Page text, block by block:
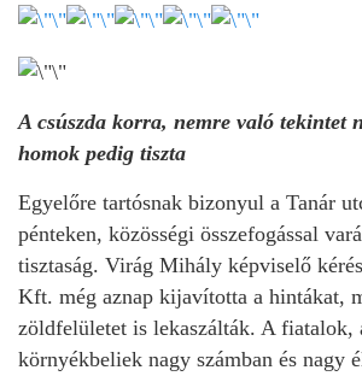
A csúszda korra, nemre való tekintet
homok pedig tiszta
Egyelőre tartósnak bizonyul a Tanár
pénteken, közösségi összefogással
tisztaság. Virág Mihály képviselő
Kft. még aznap kijavította a hintákat,
zöldfelületet is lekaszálták. A fiatalok,
környékbeliek nagy számban és nagy